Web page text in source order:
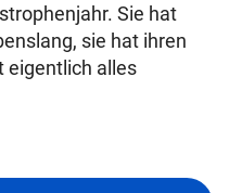
Sie hat
sie hat ihren
eigentlich alles